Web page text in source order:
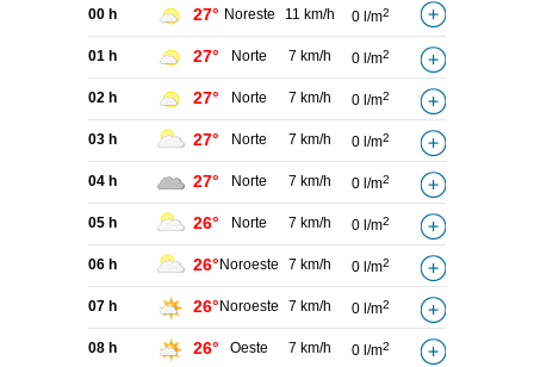
00 h 27° Noreste 11 km/h 0 l/m2
01 h 27° Norte 7 km/h 0 l/m2
02 h 27° Norte 7 km/h 0 l/m2
03 h 27° Norte 7 km/h 0 l/m2
04 h 27° Norte 7 km/h 0 l/m2
05 h 26° Norte 7 km/h 0 l/m2
06 h 26° Noroeste 7 km/h 0 l/m2
07 h 26° Noroeste 7 km/h 0 l/m2
08 h 26° Oeste 7 km/h 0 l/m2